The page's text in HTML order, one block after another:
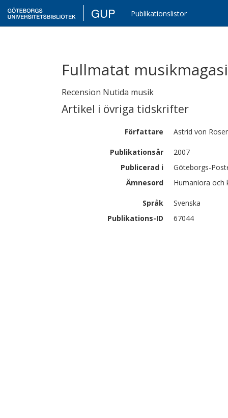
GUP Publikationslistor
Fullmatat
Recension Nutida musik
Artikel i övriga tidskrifter
Författare Astrid von
Publikationsår
2007
Publicerad i
Göteborgs-
Ämnesord
Humaniora
Språk
Svenska
Publikations-ID
67044